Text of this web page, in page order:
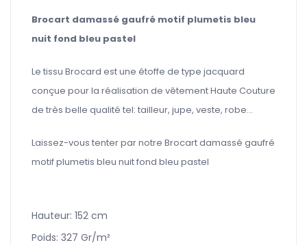
Brocart damassé gaufré motif plumetis bleu
nuit fond bleu pastel
Le tissu Brocard est une étoffe de type jacquard
conçue pour la réalisation de vêtement Haute Couture
de très belle qualité tel: tailleur, jupe, veste, robe...
Laissez-vous tenter par notre Brocart damassé gaufré
motif plumetis bleu nuit fond bleu pastel
Hauteur: 152 cm
Poids: 327 Gr/m²